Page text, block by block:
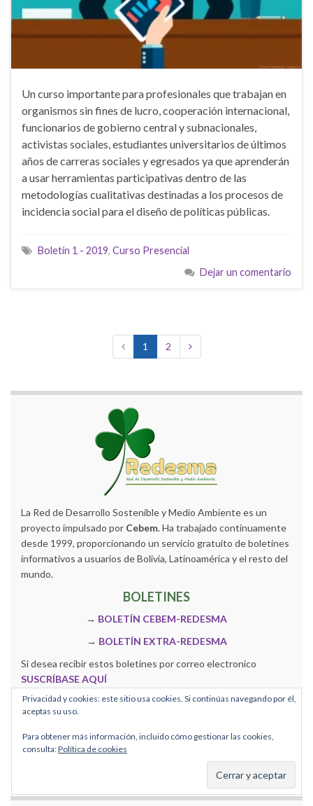
Un curso importante para profesionales que trabajan en
organismos sin fines de lucro, cooperación internacional,
funcionarios de gobierno central y subnacionales,
activistas sociales, estudiantes universitarios de últimos
años de carreras sociales y egresados ya que aprenderán
a usar herramientas participativas dentro de las
metodologías cualitativas destinadas a los procesos de
incidencia social para el diseño de políticas públicas.
Boletín 1 - 2019, Curso Presencial
Dejar un comentario
1 2
La Red de Desarrollo Sostenible y Medio Ambiente es un
proyecto impulsado por Cebem. Ha trabajado continuamente
desde 1999, proporcionando un servicio gratuito de boletines
informativos a usuarios de Bolivia, Latinoamérica y el resto del
mundo.
BOLETINES
→ BOLETÍN CEBEM-REDESMA
→ BOLETÍN EXTRA-REDESMA
Si desea recibir estos boletines por correo electronico
SUSCRÍBASE AQUÍ
Únete y siguenos en nuestro canal de WhatsApp BOLETÍN
REDESMAINGRESA AQUÍ
Privacidad y cookies: este sitio usa cookies. Si continúas navegando por él,
aceptas su uso.
Para obtener más información, incluido cómo gestionar las cookies,
consulta:Política de cookies